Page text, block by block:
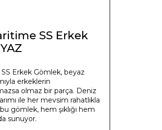
SS Erkek
Erkek Gömlek, beyaz
erkeklerin
olmaz bir parça. Deniz
ile her mevsim rahatlıkla
gömlek, hem şıklığı hem
sunuyor.